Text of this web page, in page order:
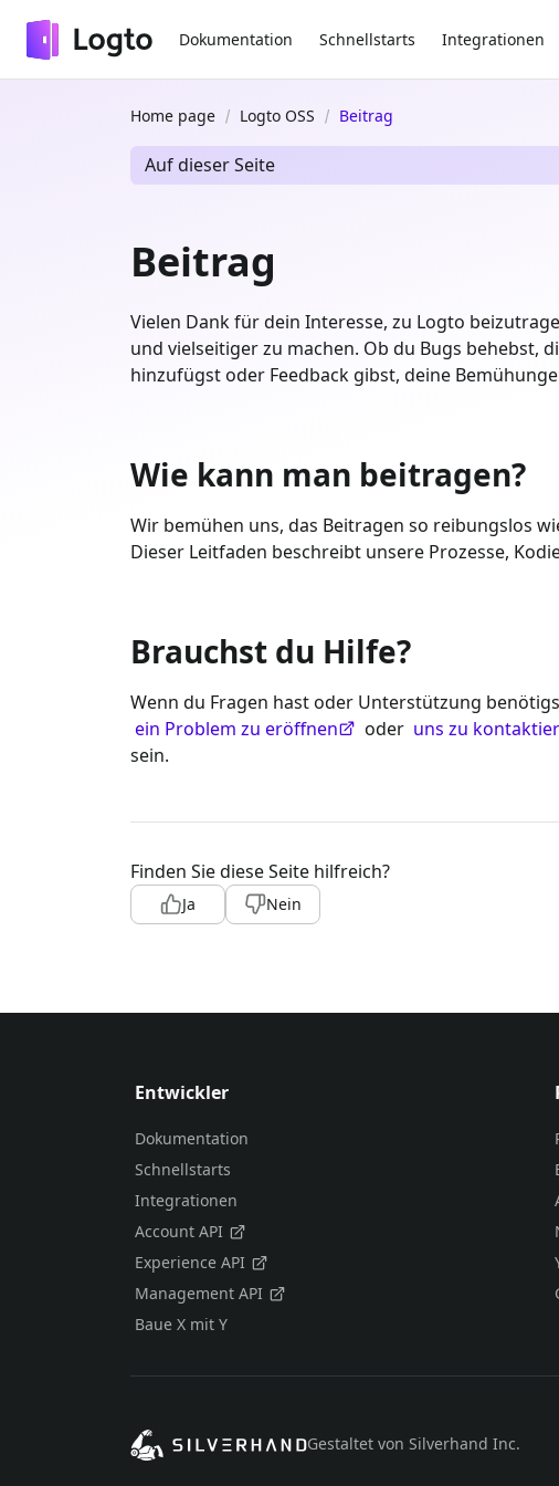
Dokumentation Schnellstarts Integrationen
Home page Logto OSS Beitrag
Auf dieser Seite
Beitrag
Vielen Dank für dein Interesse, zu Logto
und vielseitiger zu machen. Ob du Bugs behebst,
hinzufügst oder Feedback gibst, deine
Wie kann man beitragen?
Wir bemühen uns, das Beitragen so reibungslos
Dieser Leitfaden beschreibt unsere Prozesse,
Brauchst du Hilfe?
Wenn du Fragen hast oder Unterstützung
ein Problem zu eröffnen
oder uns zu
sein.
Finden Sie diese Seite hilfreich?
Ja Nein
Entwickler
Dokumentation
Schnellstarts
Integrationen
Account API
Experience API
Management API
Baue X mit Y
Gestaltet von Silverhand Inc.